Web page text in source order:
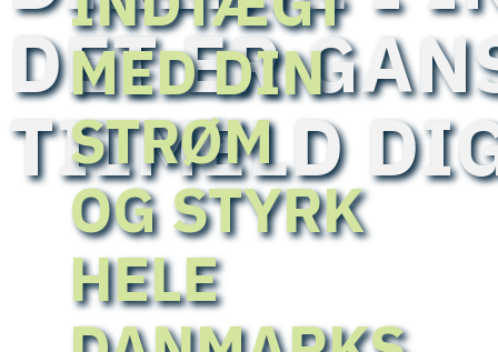
DET ER
TILMELD
MED DIN
STRØM
OG STYRK
HELE